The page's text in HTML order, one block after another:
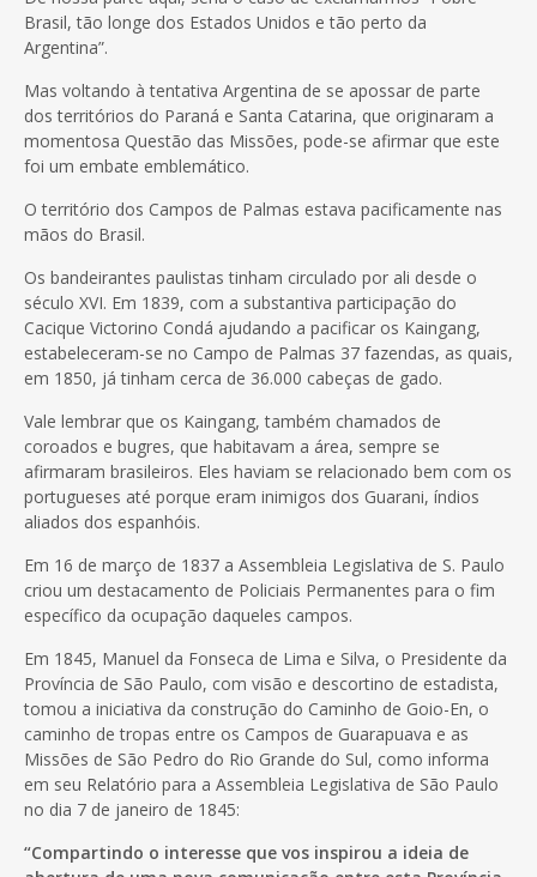
Brasil, tão longe dos Estados Unidos e tão perto da
Argentina”.
Mas voltando à tentativa Argentina de se apossar de parte
dos territórios do Paraná e Santa Catarina, que originaram a
momentosa Questão das Missões, pode-se afirmar que este
foi um embate emblemático.
O território dos Campos de Palmas estava pacificamente nas
mãos do Brasil.
Os bandeirantes paulistas tinham circulado por ali desde o
século XVI. Em 1839, com a substantiva participação do
Cacique Victorino Condá ajudando a pacificar os Kaingang,
estabeleceram-se no Campo de Palmas 37 fazendas, as quais,
em 1850, já tinham cerca de 36.000 cabeças de gado.
Vale lembrar que os Kaingang, também chamados de
coroados e bugres, que habitavam a área, sempre se
afirmaram brasileiros. Eles haviam se relacionado bem com os
portugueses até porque eram inimigos dos Guarani, índios
aliados dos espanhóis.
Em 16 de março de 1837 a Assembleia Legislativa de S. Paulo
criou um destacamento de Policiais Permanentes para o fim
específico da ocupação daqueles campos.
Em 1845, Manuel da Fonseca de Lima e Silva, o Presidente da
Província de São Paulo, com visão e descortino de estadista,
tomou a iniciativa da construção do Caminho de Goio-En, o
caminho de tropas entre os Campos de Guarapuava e as
Missões de São Pedro do Rio Grande do Sul, como informa
em seu Relatório para a Assembleia Legislativa de São Paulo
no dia 7 de janeiro de 1845:
“Compartindo o interesse que vos inspirou a ideia de